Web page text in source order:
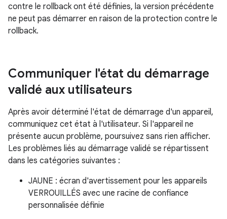
contre le rollback ont été définies, la version précédente
ne peut pas démarrer en raison de la protection contre le
rollback.
Communiquer l'état du démarrage
validé aux utilisateurs
Après avoir déterminé l'état de démarrage d'un appareil,
communiquez cet état à l'utilisateur. Si l'appareil ne
présente aucun problème, poursuivez sans rien afficher.
Les problèmes liés au démarrage validé se répartissent
dans les catégories suivantes :
JAUNE : écran d'avertissement pour les appareils
VERROUILLÉS avec une racine de confiance
personnalisée définie